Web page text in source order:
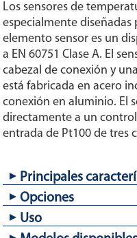
Los sensores de
especialmente diseñadas
elemento sensor es un
a EN 60751 Clase A. El
cabezal de conexión y
está fabricada en acero
conexión en aluminio. El
directamente a un
entrada de Pt100 de tres
Principales
Cabeza tipo B-KNE.
Elemento sensor de
Tiempo de respuesta
Opciones
Diseños especiales
Uso